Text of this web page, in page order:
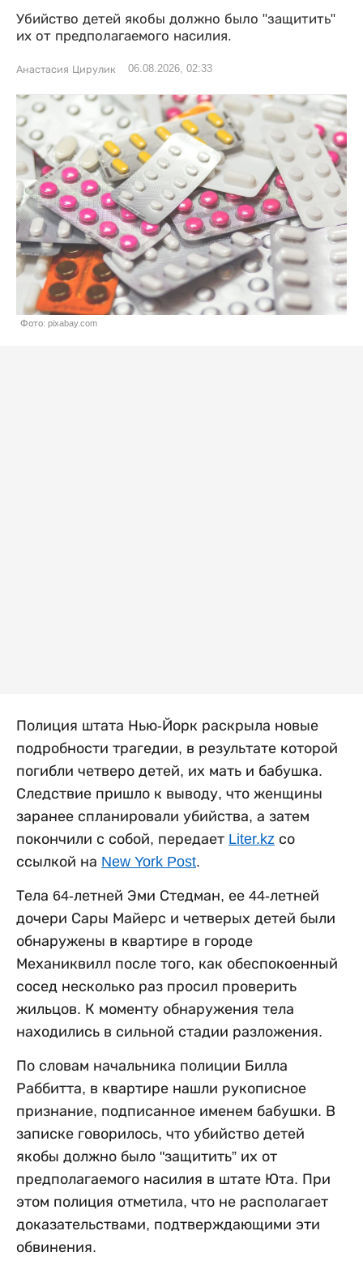
Убийство детей якобы должно было "защитить"
их от предполагаемого насилия.
Анастасия Цирулик 06.08.2026, 02:33
Фото: pixabay.com
Полиция штата Нью-Йорк раскрыла новые
подробности трагедии, в результате которой
погибли четверо детей, их мать и бабушка.
Следствие пришло к выводу, что женщины
заранее спланировали убийства, а затем
покончили с собой, передает Liter.kz со
ссылкой на New York Post.
Тела 64-летней Эми Стедман, ее 44-летней
дочери Сары Майерс и четверых детей были
обнаружены в квартире в городе
Механиквилл после того, как обеспокоенный
сосед несколько раз просил проверить
жильцов. К моменту обнаружения тела
находились в сильной стадии разложения.
По словам начальника полиции Билла
Раббитта, в квартире нашли рукописное
признание, подписанное именем бабушки. В
записке говорилось, что убийство детей
якобы должно было "защитить” их от
предполагаемого насилия в штате Юта. При
этом полиция отметила, что не располагает
доказательствами, подтверждающими эти
обвинения.